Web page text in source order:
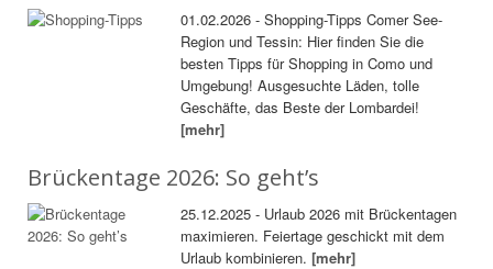
01.02.2026 - Shopping-Tipps Comer See-
Region und Tessin: Hier finden Sie die
besten Tipps für Shopping in Como und
Umgebung! Ausgesuchte Läden, tolle
Geschäfte, das Beste der Lombardei!
[mehr]
Brückentage 2026: So geht’s
25.12.2025 - Urlaub 2026 mit Brückentagen
maximieren. Feiertage geschickt mit dem
Urlaub kombinieren.[mehr]